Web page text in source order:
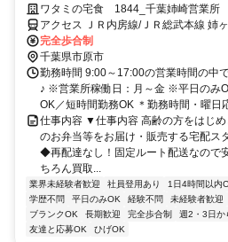
サポート体制バッチリなのでお子さんの
い◎
ワタミの宅食 1844_千葉姉崎営業所
アクセス ＪＲ内房線/ＪＲ総武本線 姉
線 五井西口徒歩約66分、小湊鉄道 五井
完全歩合制
千葉県市原市
勤務時間 9:00～17:00の営業時間の中
♪ ※営業所稼働日：月～金 ※平日のみ
OK／短時間勤務OK ＊勤務時間・曜日
仕事内容 ▼仕事内容 高齢の方をはじ
のお弁当等をお届け・販売する宅配
◆再配達なし！固定ルート配送なので
ちろん買取...
業界未経験者歓迎 社員登用あり 1日4時間以内
学歴不問
平日のみOK 経験不問 未経験者歓迎
ブランクOK
長期歓迎 完全歩合制 週2・3日か
友達と応募OK
ひげOK